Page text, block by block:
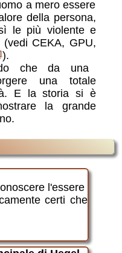
a mero essere
della persona,
le più violente e
(vedi CEKA, GPU,
).
che da una
una totale
E la storia si è
la grande
l'essere
certi che